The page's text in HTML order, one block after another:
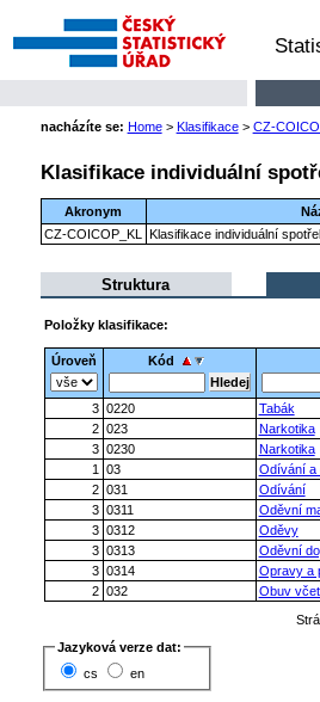
nacházíte se: Home> Klasifikace> CZ-
Klasifikace individuální
Akronym
CZ-COICOP_KL
Klasifikace individuální
Struktura
Položky klasifikace:
Úroveň Kód
3 0220
Tabák
2 023
Narkotika
3 0230
Narkotika
1
03
Odívání a
2 031
Odívání
3 0311
Oděvní
3 0312
Oděvy
3 0313
Oděvní
3 0314
Opravy a
2 032
Obuv
Jazyková verze dat:
cs
en